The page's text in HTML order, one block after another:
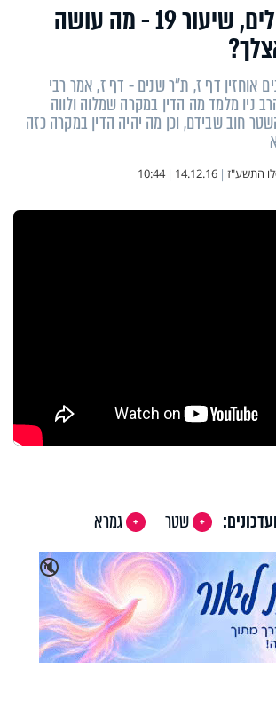
גמרא למתחילים, שיעור 19 - מה עושה
אוחזין דף ז, ת"ר שנים - דף ז, אמר רבי
ניו מלמד מה הדין במקרה שמלוה ולווה
חוב שבידם, וכן מה יהיה הדין במקרה כזה
התשע"ז |
14.12.16
|
10:44
שטר
גמרא
🔇